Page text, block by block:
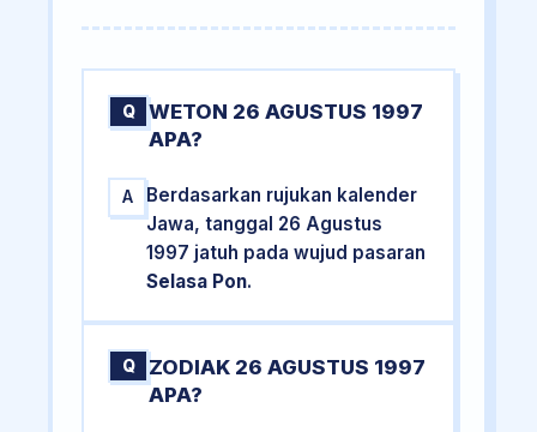
Q
WETON 26 AGUSTUS 1997
APA?
A
Berdasarkan rujukan kalender
Jawa, tanggal 26 Agustus
1997 jatuh pada wujud pasaran
Selasa Pon.
Q
ZODIAK 26 AGUSTUS 1997
APA?